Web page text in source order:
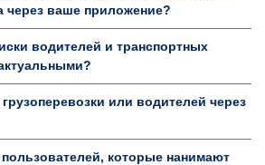
через ваше приложение?
водителей и транспортных
или водителей через
которые нанимают